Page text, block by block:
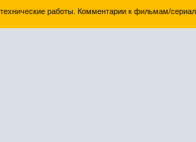
работы. Комментарии к фильмам/